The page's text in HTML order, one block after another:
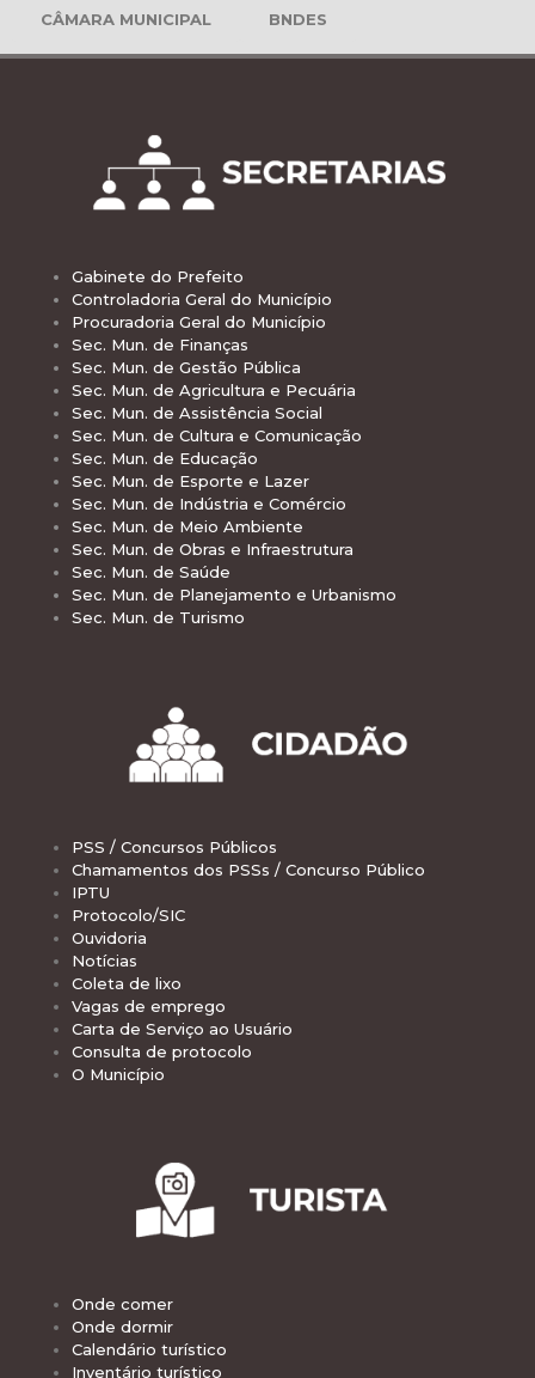
CÂMARA MUNICIPAL BNDES
Gabinete do Prefeito
Controladoria Geral do Município
Procuradoria Geral do Município
Sec. Mun. de Finanças
Sec. Mun. de Gestão Pública
Sec. Mun. de Agricultura e Pecuária
Sec. Mun. de Assistência Social
Sec. Mun. de Cultura e Comunicação
Sec. Mun. de Educação
Sec. Mun. de Esporte e Lazer
Sec. Mun. de Indústria e Comércio
Sec. Mun. de Meio Ambiente
Sec. Mun. de Obras e Infraestrutura
Sec. Mun. de Saúde
Sec. Mun. de Planejamento e Urbanismo
Sec. Mun. de Turismo
PSS / Concursos Públicos
Chamamentos dos PSSs / Concurso Público
IPTU
Protocolo/SIC
Ouvidoria
Notícias
Coleta de lixo
Vagas de emprego
Carta de Serviço ao Usuário
Consulta de protocolo
O Município
Onde comer
Onde dormir
Calendário turístico
Inventário turístico